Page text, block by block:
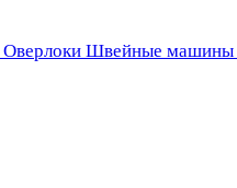
Оверлоки Швейные машины